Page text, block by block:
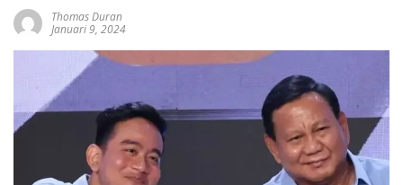
Thomas Duran
Januari 9, 2024